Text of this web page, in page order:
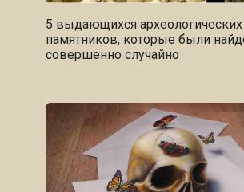
5 выдающихся археологических
памятников, которые были
совершенно случайно